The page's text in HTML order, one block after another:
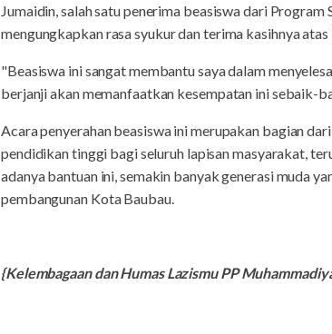
Jumaidin, salah satu penerima beasiswa dari
mengungkapkan rasa syukur dan terima kasihnya
"Beasiswa ini sangat membantu saya dalam
berjanji akan memanfaatkan kesempatan ini sebaik-
Acara penyerahan beasiswa ini merupakan bagian
pendidikan tinggi bagi seluruh lapisan masyarakat,
adanya bantuan ini, semakin banyak generasi muda
pembangunan Kota Baubau.
{Kelembagaan dan Humas Lazismu PP